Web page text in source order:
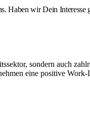
Haben wir Dein
sondern auch
eine positive